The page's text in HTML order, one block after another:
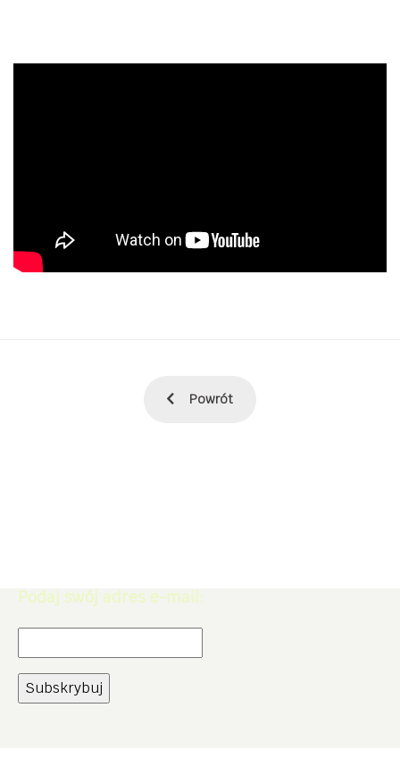
Powrót
Podaj swój adres e-mail: